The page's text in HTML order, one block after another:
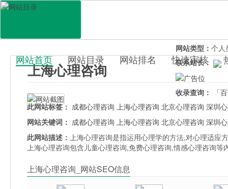
百科目录
网站首页 网站目录 网站排名 快速审核
上海心理咨询
网站类型： 个人
联系站长：
收录查询：
「
此网站标签： 成都心理咨询 上海心理咨询 北京心理咨询 深圳
网站关键词： 成都心理咨询 上海心理咨询 北京心理咨询 深圳
此网站描述： 上海心理咨询是指运用心理学的方法,对心理适
上海心理咨询包含儿童心理咨询,免费心理咨询,情感心理咨询等
上海心理咨询_网站SEO信息